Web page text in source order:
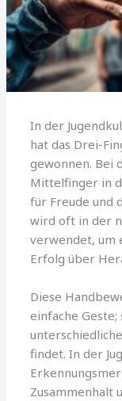
In der
hat das Drei-
gewonnen. Bei
Mittelfinger in
für Freude und
wird oft in der
verwendet, um
Erfolg über
Diese
einfache
findet. In der
Zusammenhalt